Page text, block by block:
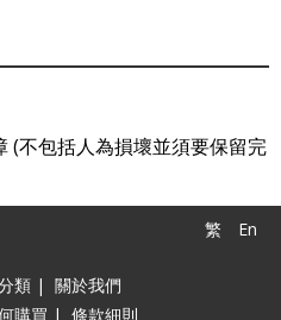
(不包括人為損壞並須要保留完
繁 En
類 | 關於我們
購買 | 條款細則